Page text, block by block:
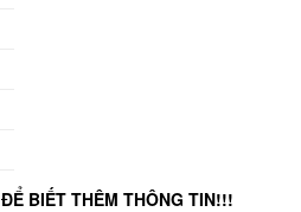
ĐỂ BIẾT THÊM THÔNG TIN!!!